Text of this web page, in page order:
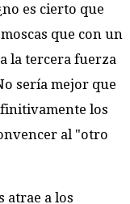
es cierto que
que con un
la tercera fuerza
sería mejor que
los
al "otro
atrae a los